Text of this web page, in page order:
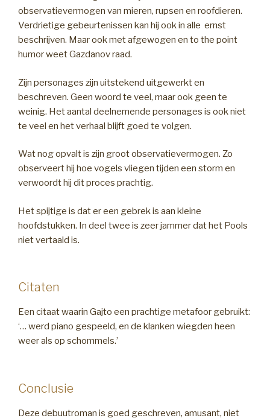
observatievermogen van mieren, rupsen en roofdieren.
Verdrietige gebeurtenissen kan hij ook in alle ernst
beschrijven. Maar ook met afgewogen en to the point
humor weet Gazdanov raad.
Zijn personages zijn uitstekend uitgewerkt en
beschreven. Geen woord te veel, maar ook geen te
weinig. Het aantal deelnemende personages is ook niet
te veel en het verhaal blijft goed te volgen.
Wat nog opvalt is zijn groot observatievermogen. Zo
observeert hij hoe vogels vliegen tijden een storm en
verwoordt hij dit proces prachtig.
Het spijtige is dat er een gebrek is aan kleine
hoofdstukken. In deel twee is zeer jammer dat het Pools
niet vertaald is.
Citaten
Een citaat waarin Gajto een prachtige metafoor gebruikt:
‘… werd piano gespeeld, en de klanken wiegden heen
weer als op schommels.’
Conclusie
Deze debuutroman is goed geschreven, amusant, niet